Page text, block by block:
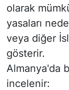
olarak
yasaları
veya diğer
gösterir.
​Almanya'da
incelenir: